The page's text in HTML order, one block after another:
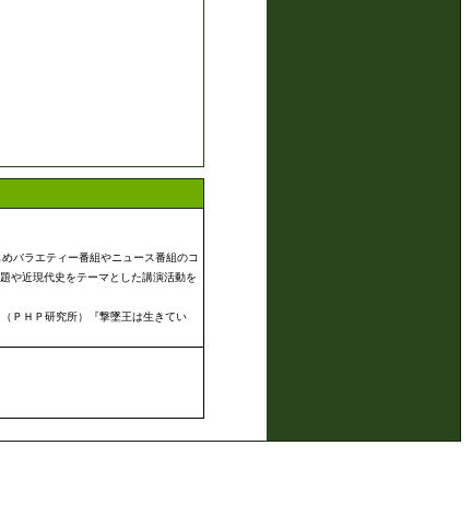
バラエティー番組やニュース番組のコ
や近現代史をテーマとした講演活動を
ＰＨＰ研究所）『撃墜王は生きてい